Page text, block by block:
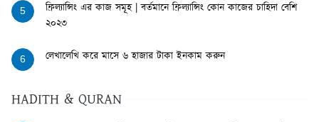
5
ফ্রিল্যান্সিং এর কাজ সমূহ | বর্তমানে ফ্রিল্যান্সিং কোন কাজের চাহিদা বেশি
২০২৩
6 লেখালেখি করে মাসে ৬ হাজার টাকা ইনকাম করুন
HADITH & QURAN